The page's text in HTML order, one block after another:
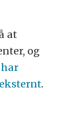
at
og
.